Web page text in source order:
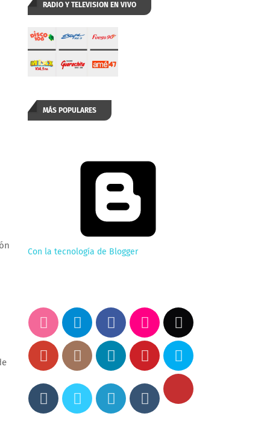
RADIO Y TELEVISION EN VIVO
MÁS POPULARES
Con la tecnología de Blogger